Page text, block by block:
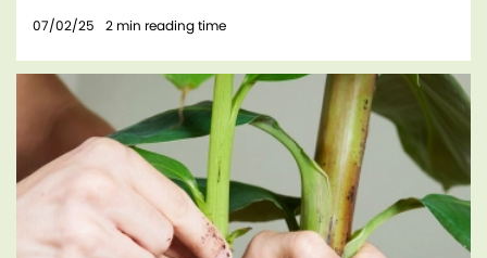
07/02/25 2 min reading time